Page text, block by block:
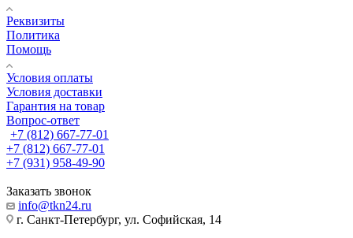
Реквизиты
Политика
Помощь
Условия оплаты
Условия доставки
Гарантия на товар
Вопрос-ответ
+7 (812) 667-77-01
+7 (812) 667-77-01
+7 (931) 958-49-90
Заказать звонок
info@tkn24.ru
г. Санкт-Петербург, ул. Софийская, 14